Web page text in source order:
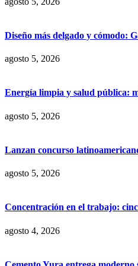
Diseño más delgado y cómodo:
agosto 5, 2026
Energía limpia y salud pública:
agosto 5, 2026
Lanzan concurso
agosto 5, 2026
Concentración en el trabajo:
agosto 4, 2026